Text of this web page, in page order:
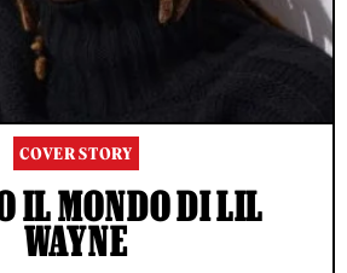
COVER STORY
IL MONDO DI LIL
WAYNE